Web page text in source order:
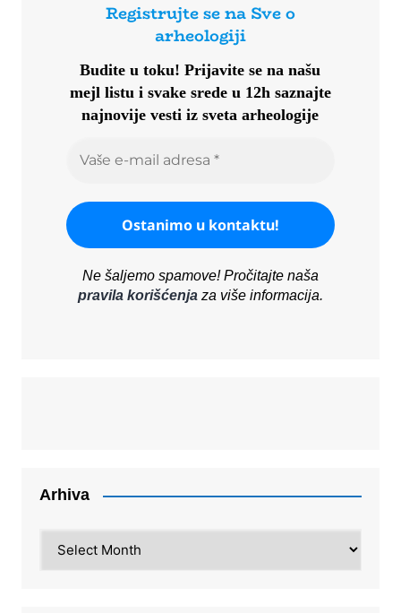
Registrujte se na Sve o
arheologiji
Budite u toku!Prijavite se na našu
mejl listu i svake srede u 12h saznajte
najnovije vesti iz sveta arheologije
Ne šaljemo spamove! Pročitajte naša
pravila korišćenjaza više informacija.
Arhiva